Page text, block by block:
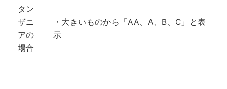
タン
ザニ
アの
場合
・大きいものから「AA、A、B、C」と表
示